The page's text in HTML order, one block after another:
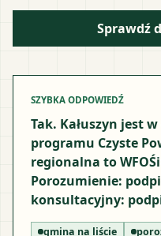
Sprawdź
SZYBKA ODPOWIEDŹ
Tak. Kałuszyn jest
programu Czyste
regionalna to
Porozumienie:
konsultacyjny:
gmina na liście